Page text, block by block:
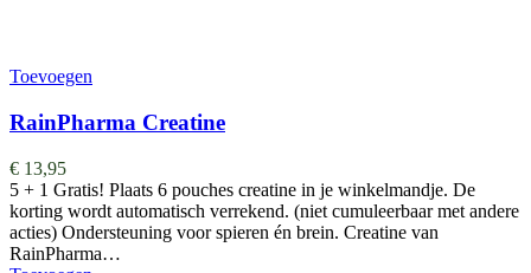
Toevoegen
RainPharma Creatine
€ 13,95
5 + 1 Gratis! Plaats 6 pouches creatine in je winkelmandje. De
korting wordt automatisch verrekend. (niet cumuleerbaar met andere
acties) Ondersteuning voor spieren én brein. Creatine van
RainPharma…